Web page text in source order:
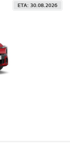
ETA: 30.08.2026